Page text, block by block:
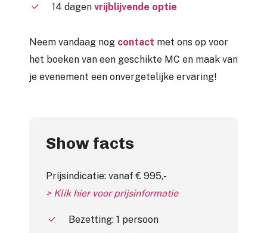
14 dagen vrijblijvende optie
Neem vandaag nog contact met ons op voor
het boeken van een geschikte MC en maak van
je evenement een onvergetelijke ervaring!
Show facts
Prijsindicatie: vanaf € 995,-
> Klik hier voor prijsinformatie
Bezetting: 1 persoon